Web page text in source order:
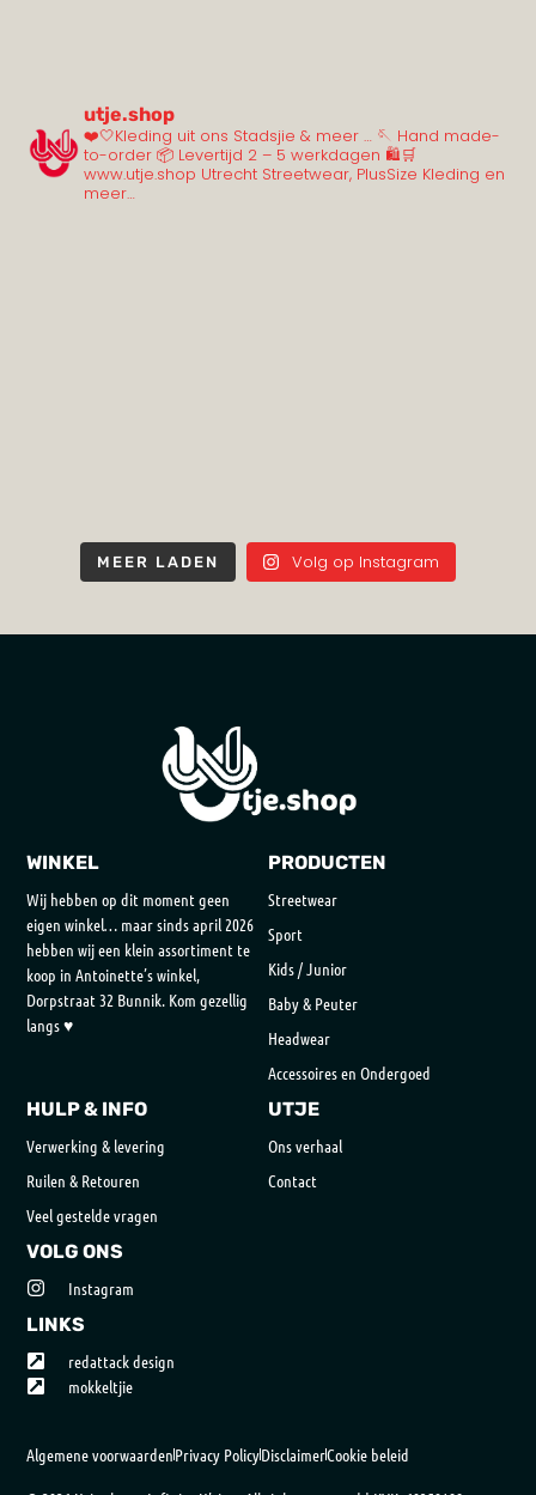
utje.shop
❤️🤍Kleding uit ons Stadsjie & meer … 🪡 Hand made-
to-order 📦 Levertijd 2 – 5 werkdagen 🛍️🛒
www.utje.shop Utrecht Streetwear, PlusSize Kleding en
meer…
MEER LADEN Volg op Instagram
WINKEL
Wij hebben op dit moment geen
eigen winkel… maar sinds april 2026
hebben wij een klein assortiment te
koop in Antoinette’s winkel,
Dorpstraat 32 Bunnik. Kom gezellig
langs ♥
PRODUCTEN
Streetwear
Sport
Kids / Junior
Baby & Peuter
Headwear
Accessoires en Ondergoed
HULP & INFO
Verwerking & levering
Ruilen & Retouren
Veel gestelde vragen
UTJE
Ons verhaal
Contact
VOLG ONS
Instagram
LINKS
redattack design
mokkeltjie
Algemene voorwaardenPrivacy PolicyDisclaimerCookie beleid